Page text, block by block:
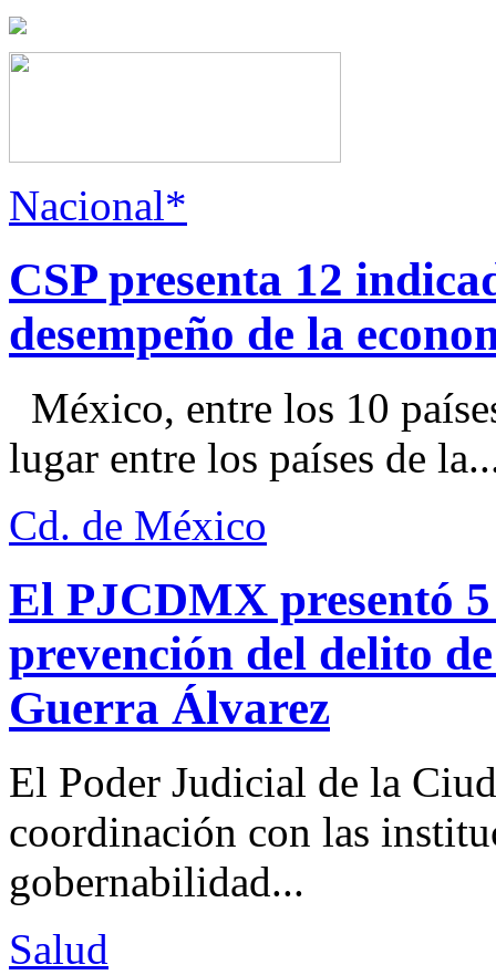
Nacional*
CSP presenta 12
desempeño de la
México, entre los 10
lugar entre los países de
Cd. de México
El PJCDMX presentó
prevención del delito
Guerra Álvarez
El Poder Judicial de la
coordinación con las
gobernabilidad...
Salud